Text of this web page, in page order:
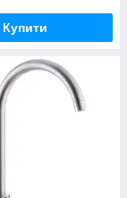
Купити